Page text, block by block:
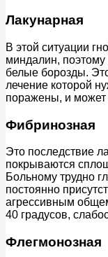
Лакунарная
В этой ситуации
миндалин, поэтому
белые борозды.
лечение которой
поражены, и может
Фибринозная
Это последствие
покрываются
Больному трудно
постоянно
агрессивным
40 градусов,
Флегмонозная